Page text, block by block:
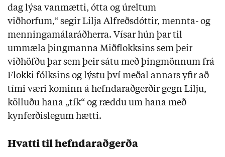
dag lýsa vanmætti, ótta og úreltum
viðhorfum,“ segir Lilja Alfreðsdóttir, mennta- og
menningamálaráðherra. Vísar hún þar til
ummæla þingmanna Miðflokksins sem þeir
viðhöfðu þar sem þeir sátu með þingmönnum frá
Flokki fólksins og lýstu því meðal annars yfir að
tími væri kominn á hefndaraðgerðir gegn Lilju,
kölluðu hana „tík“ og ræddu um hana með
kynferðislegum hætti.
Hvatti til hefndaraðgerða